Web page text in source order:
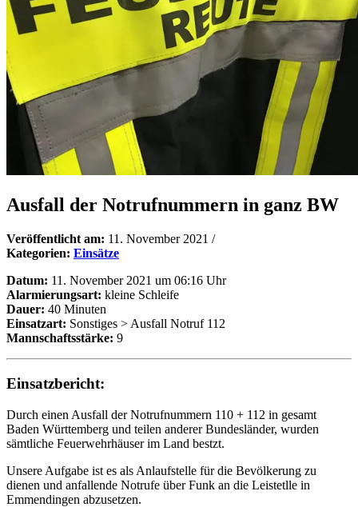
Ausfall der Notrufnummern in ganz BW
Veröffentlicht am: 11. November 2021 /
Kategorien: Einsätze
Datum: 11. November 2021 um 06:16 Uhr
Alarmierungsart: kleine Schleife
Dauer: 40 Minuten
Einsatzart: Sonstiges > Ausfall Notruf 112
Mannschaftsstärke: 9
Einsatzbericht:
Durch einen Ausfall der Notrufnummern 110 + 112 in gesamt
Baden Württemberg und teilen anderer Bundesländer, wurden
sämtliche Feuerwehrhäuser im Land bestzt.
Unsere Aufgabe ist es als Anlaufstelle für die Bevölkerung zu
dienen und anfallende Notrufe über Funk an die Leistetlle in
Emmendingen abzusetzen.